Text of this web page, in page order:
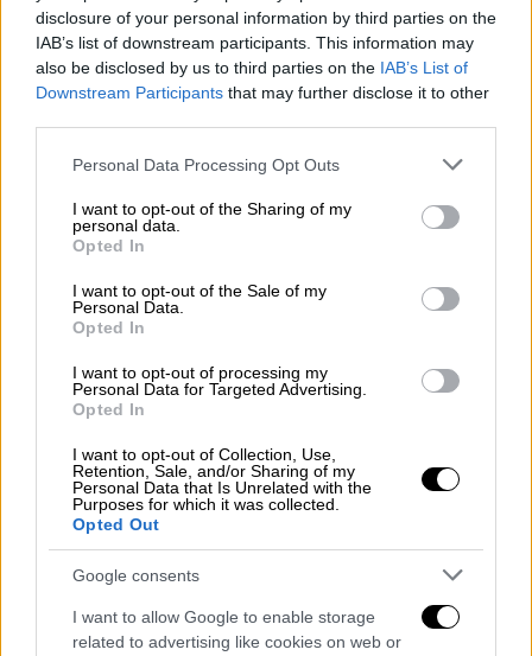
disclosure of your personal information by third parties on the
IAB’s list of downstream participants. This information may
also be disclosed by us to third parties on the IAB’s List of
Downstream Participants that may further disclose it to other
Please note that this website/app uses one or more Google
not limited to your visit or usage behaviour. You may click to
grant or deny consent to Google and its third-party tags to
use your data for below specified purposes in below Google
consent section.
Personal Data Processing Opt Outs
I want to opt-out of the Sharing of my
personal data.
Opted In
I want to opt-out of the Sale of my
Personal Data.
Opted In
I want to opt-out of processing my
Personal Data for Targeted Advertising.
Opted In
I want to opt-out of Collection, Use,
Retention, Sale, and/or Sharing of my
Personal Data that Is Unrelated with the
Purposes for which it was collected.
Opted Out
Google consents
I want to allow Google to enable storage
related to advertising like cookies on web or
Τεχνολογία|07.08.2025 22:39
παρουσίασης του iPhone 17
Πότε θα είναι διαθέσιμο για αγορά